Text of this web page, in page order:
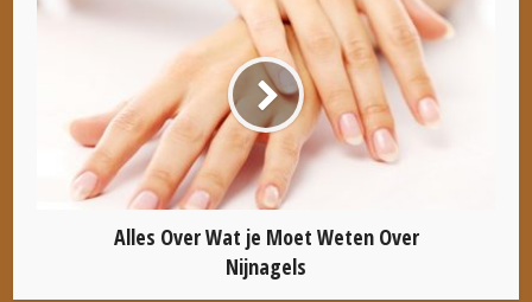
Alles Over Wat je Moet Weten Over
Nijnagels